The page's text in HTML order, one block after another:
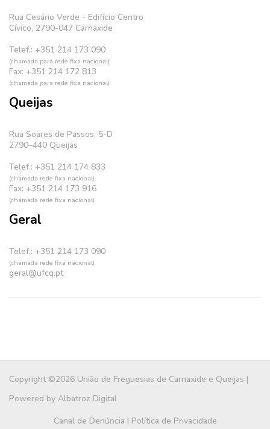
Rua Cesário Verde - Edifício Centro
Cívico, 2790-047 Carnaxide
Telef.: +351 214 173 090
(chamada para rede fixa nacional)
Fax: +351 214 172 813
(chamada para rede fixa nacional)
Queijas
Rua Soares de Passos, 5-D
2790–440 Queijas
Telef.: +351 214 174 833
(chamada rede fixa nacional)
Fax: +351 214 173 916
(chamada rede fixa nacional)
Geral
Telef.: +351 214 173 090
(chamada rede fixa nacional)
geral@ufcq.pt
Copyright ©2026 União de Freguesias de Carnaxide e Queijas |
Powered by Albatroz Digital
Canal de Denúncia | Política de Privacidade